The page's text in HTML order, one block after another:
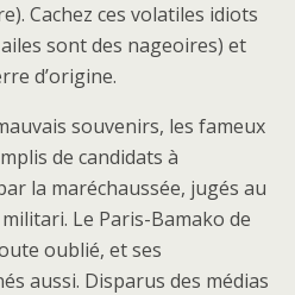
Cachez ces volatiles idiots
sont des nageoires) et
d’origine.
souvenirs, les fameux
de candidats à
la maréchaussée, jugés au
Le Paris-Bamako de
oublié, et ses
aussi. Disparus des médias